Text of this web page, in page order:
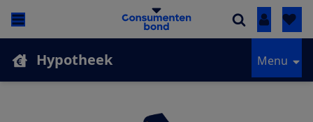
Inloggen
Hypotheek Menu